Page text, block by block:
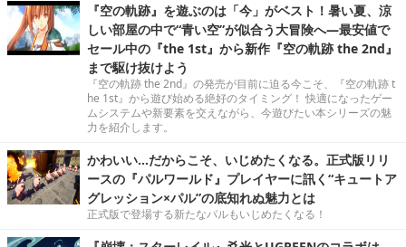
『空の軌跡』を遊ぶのは「今」がベスト！暑い夏、涼
しい部屋の中で“青い空”が似合う大冒険へ―最安値で
セール中の『the 1st』から新作『空の軌跡 the 2nd』
まで駆け抜けよう
『空の軌跡 the 2nd』の発売が目前に迫る今こそ、『空の軌跡 t
he 1st』から遊び始める絶好のタイミング！ 快適になったゲー
ムシステムや新要素を交えながら、今遊びたい本シリーズの魅
力を紹介します。
かわいい…だからこそ、いじめたくなる。正式版リリ
ースの『パルワールド』プレイヤーに訊く“キュートア
グレッション×パル”の底知れぬ魅力とは
正式版で登場する新たなパルもいじめたくなる！